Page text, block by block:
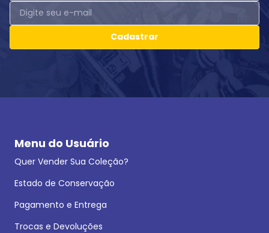
Cadastrar
Menu do Usuário
Quer Vender Sua Coleção?
Estado de Conservação
Pagamento e Entrega
Trocas e Devoluções